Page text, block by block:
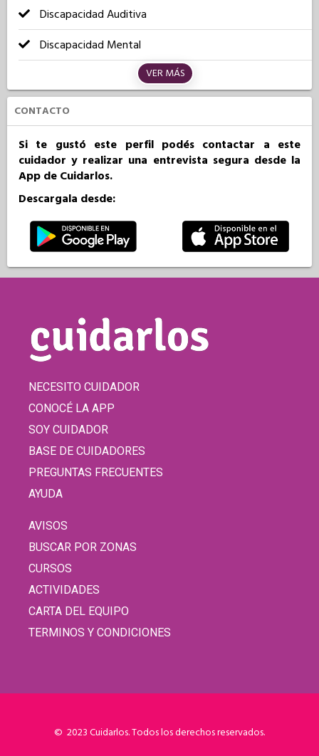
Discapacidad Auditiva
Discapacidad Mental
VER MÁS
CONTACTO
Si te gustó este perfil podés contactar a este
cuidador y realizar una entrevista segura desde la
App de Cuidarlos.
Descargala desde:
NECESITO CUIDADOR
CONOCÉ LA APP
SOY CUIDADOR
BASE DE CUIDADORES
PREGUNTAS FRECUENTES
AYUDA
AVISOS
BUSCAR POR ZONAS
CURSOS
ACTIVIDADES
CARTA DEL EQUIPO
TERMINOS Y CONDICIONES
© 2023 Cuidarlos. Todos los derechos reservados.